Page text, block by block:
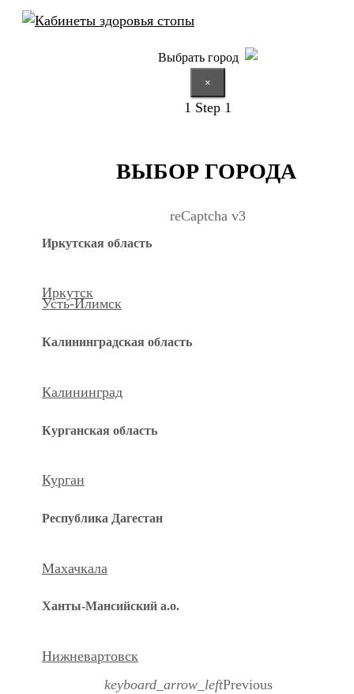
Выбрать город
×
1 Step 1
ВЫБОР ГОРОДА
reCaptcha v3
Иркутская область
Иркутск
Усть-Илимск
Калининградская область
Калининград
Курганская область
Курган
Республика Дагестан
Махачкала
Ханты-Мансийский а.о.
Нижневартовск
keyboard_arrow_leftPrevious